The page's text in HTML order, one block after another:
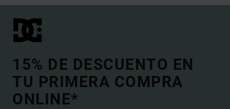
15% DE DESCUENTO EN
TU PRIMERA COMPRA
ONLINE*